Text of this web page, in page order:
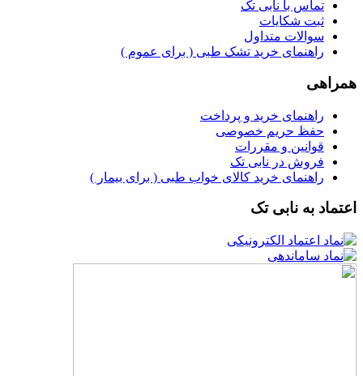
تماس با نابی تک
ثبت شکایات
سوالات متداول
راهنمای خرید تشک طبی ( برای عموم )
همراهی
راهنمای خرید و پرداخت
حفظ حریم خصوصی
قوانین و مقررات
فروش در نابی تک
راهنمای خرید کالای خواب طبی ( برای بیمار )
اعتماد به نابی تک